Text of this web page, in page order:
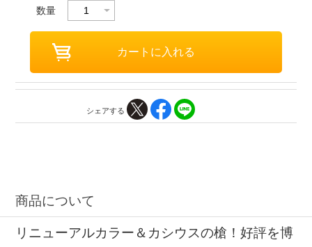
数量
シェアする
商品について
リニューアルカラー＆カシウスの槍！好評を博